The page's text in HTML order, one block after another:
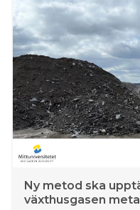
Ny metod ska
växthusgasen